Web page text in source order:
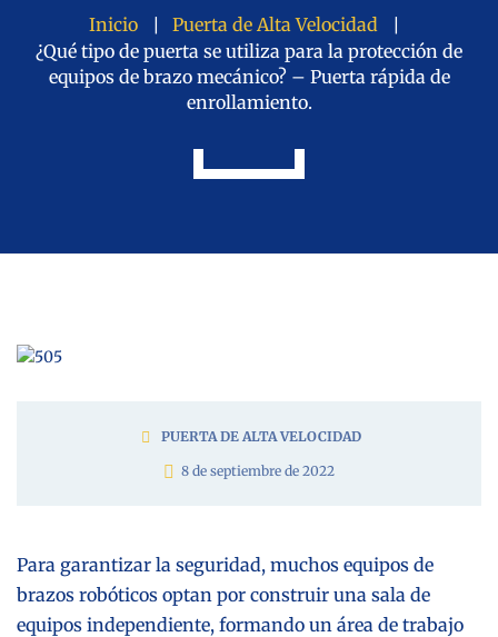
Inicio
Puerta de Alta Velocidad
¿Qué tipo de puerta se utiliza para la protección de
equipos de brazo mecánico? – Puerta rápida de
enrollamiento.
PUERTA DE ALTA VELOCIDAD
8 de septiembre de 2022
Para garantizar la seguridad, muchos equipos de
brazos robóticos optan por construir una sala de
equipos independiente, formando un área de trabajo